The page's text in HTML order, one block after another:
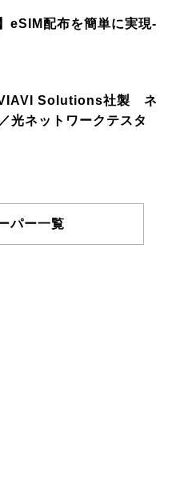
eSIM配布を簡単に実現-
VIAVI Solutions社製 ネ
光ネットワークテスタ
パー一覧